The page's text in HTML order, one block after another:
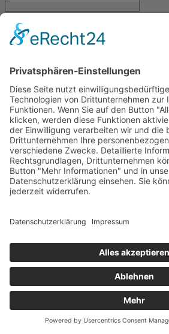
Angemeldet bleiben
Haben Sie Ihr Passwort vergessen?
Werden Sie Mitglied bei uns
Kitas
Übersicht
Über uns
Struktur
Team
Suche nach neuen Fachkräften
Für Eltern
Kita-Gespräche
Bewerben
Copyright © 2023 |
Datenschutz